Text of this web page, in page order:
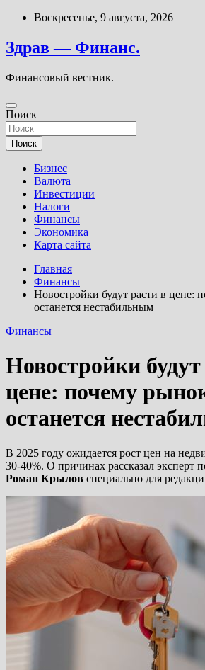
Перейти
содержимому
Воскресенье, 9 августа, 2026
Здрав — Финанс.
Финансовый вестник.
Поиск
Поиск
Бизнес
Валюта
Инвестиции
Налоги
Финансы
Экономика
Карта сайта
Главная
Финансы
Новостройки будут расти в цене:
останется нестабильным
Финансы
Новостройки
цене: почему
останется
В 2025 году ожидается рост цен на
30-40%. О причинах рассказал эксперт
Роман Крылов специально для